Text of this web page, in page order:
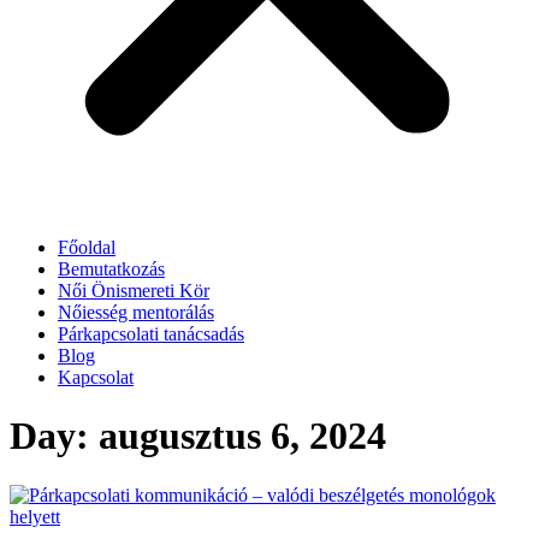
Főoldal
Bemutatkozás
Női Önismereti Kör
Nőiesség mentorálás
Párkapcsolati tanácsadás
Blog
Kapcsolat
Day: augusztus 6, 2024